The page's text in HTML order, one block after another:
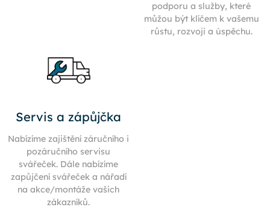
podporu a služby, které
můžou být klíčem k vašemu
růstu, rozvoji a úspěchu.
Servis a zápůjčka
Nabízíme zajištění záručního i
pozáručního servisu
svářeček. Dále nabízíme
zapůjčení svářeček a nářadí
na akce/montáže vašich
zákazníků.